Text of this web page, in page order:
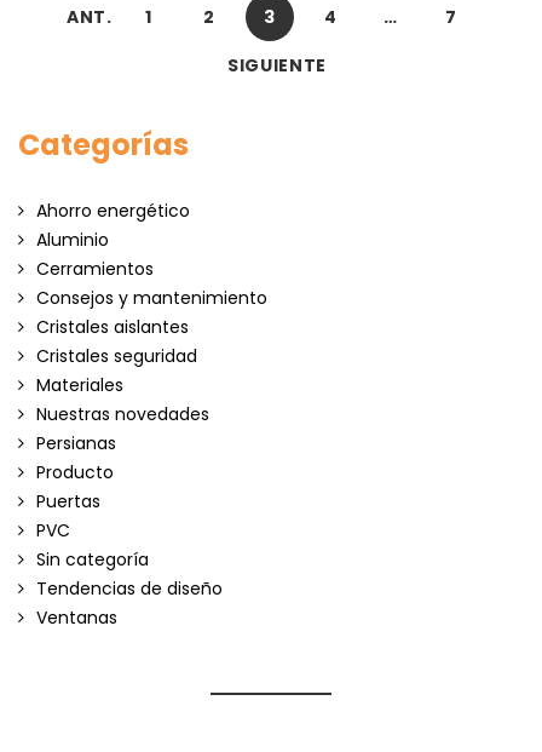
ANT. 1 2 3 4 …
7
SIGUIENTE
Categorías
Ahorro energético
Aluminio
Cerramientos
Consejos y mantenimiento
Cristales aislantes
Cristales seguridad
Materiales
Nuestras novedades
Persianas
Producto
Puertas
PVC
Sin categoría
Tendencias de diseño
Ventanas